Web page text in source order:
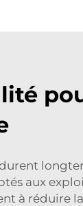
aux
à réduire